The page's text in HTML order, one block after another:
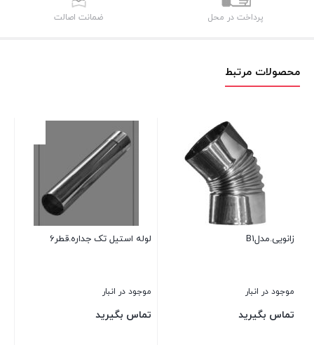
پرداخت در محل ضمانت اصالت
محصولات مرتبط
زانویی.مدلB1
موجود در انبار
تماس بگیرید
لوله استیل تک جداره.قطر6
موجود در انبار
تماس بگیرید